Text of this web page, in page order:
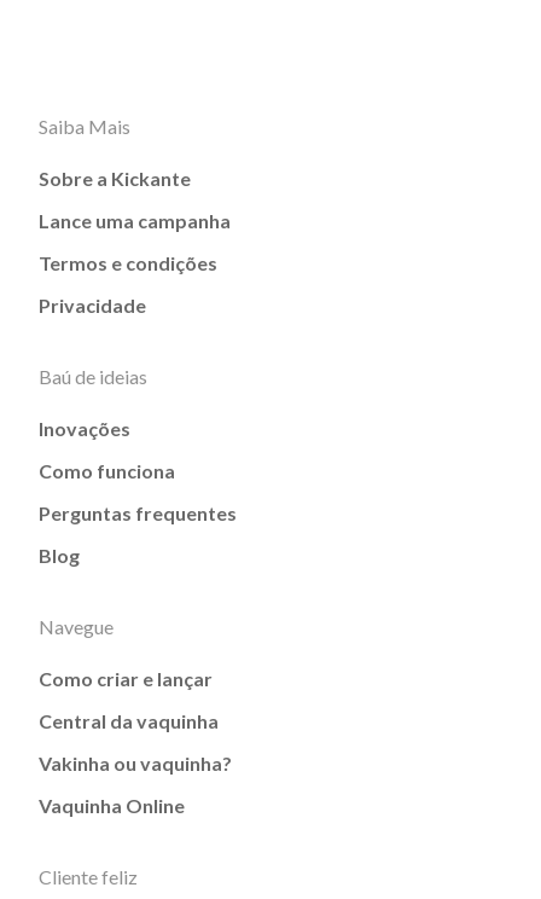
Saiba Mais
Sobre a Kickante
Lance uma campanha
Termos e condições
Privacidade
Baú de ideias
Inovações
Como funciona
Perguntas frequentes
Blog
Navegue
Como criar e lançar
Central da vaquinha
Vakinha ou vaquinha?
Vaquinha Online
Cliente feliz